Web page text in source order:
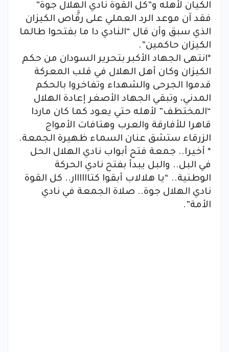
الكيان لأهله و”كل القوة نادي الهلال جوة”
فقد آن موعد الرد العملي على رقَّاص الكيزان
الذي سبق وأن قال “النادي دا ما بفتحوا طالما
الكيزان حاكمين”.
*انتهى الجهاد الأكبر بتحرير السودان من حكم
الكيزان وكان أهل الهلال في قلب المعركة
قدموا الجرحى والشهداء وتفاخروا بالحكم
المدني، وتبقي الجهاد الأصغر إعادة الهلال
“المختطف” لأهله حتي يعود كما كان ماردا
قاهرا للأفارقة والعرب وهتافات الأمواج
الزرقاء ستشق عنان السماء ظهيرة الجمعة.
* أخيرا.. جمعة فتح أبواب نادي الهلال الحل
في البل.. والبل يبدأ بفتح نادي الحركة
الوطنية.. “يا هلالاب أبقوا كتاااااار.. كل القوة
نادي الهلال جوة.. صلاة الجمعة في نادي
الأمة”.